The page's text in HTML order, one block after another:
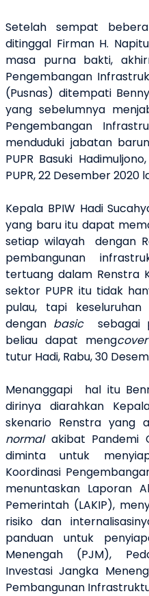
Setelah sempat
ditinggal Firman H.
masa purna bakti,
Pengembangan
(Pusnas) ditempati
yang sebelumnya
Pengembangan
menduduki jabatan
PUPR Basuki
PUPR, 22 Desember 2020
Kepala BPIW Hadi
yang baru itu dapat
setiap wilayah dengan
pembangunan
tertuang dalam Renstra
sektor PUPR itu tidak
pulau, tapi
dengan basicsebagai
beliau dapat mengcover
tutur Hadi, Rabu, 30
Menanggapi hal itu
dirinya diarahkan
skenario Renstra yang
normalakibat Pandemi
diminta untuk
Koordinasi
menuntaskan Laporan
Pemerintah (LAKIP),
risiko dan
panduan untuk
Menengah (PJM),
Investasi Jangka
Pembangunan